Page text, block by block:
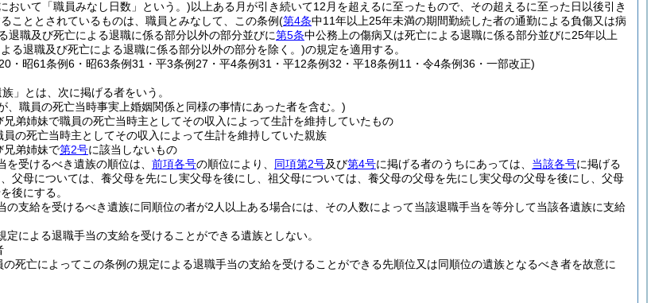
おいて「職員みなし日数」という。)以上ある月が引き続いて12月を超えるに至ったもので、その超えるに至った日以後引き
こととされているものは、職員とみなして、この条例(第4条中11年以上25年未満の期間勤続した者の通勤による負傷又は病
退職及び死亡による退職に係る部分以外の部分並びに第5条中公務上の傷病又は死亡による退職に係る部分並びに25年以上
る退職及び死亡による退職に係る部分以外の部分を除く。)の規定を適用する。
・昭61条例6・昭63条例31・平3条例27・平4条例31・平12条例32・平18条例11・令4条例36・一部改正)
」とは、次に掲げる者をいう。
、職員の死亡当時事実上婚姻関係と同様の事情にあった者を含む。)
弟姉妹で職員の死亡当時主としてその収入によって生計を維持していたもの
員の死亡当時主としてその収入によって生計を維持していた親族
兄弟姉妹で第2号に該当しないもの
受けるべき遺族の順位は、 前項各号の順位により、 同項第2号及び第4号に掲げる者のうちにあっては、 当該各号に掲げる
父母については、養父母を先にし実父母を後にし、祖父母については、養父母の父母を先にし実父母の父母を後にし、父母
後にする。
の支給を受けるべき遺族に同順位の者が2人以上ある場合には、その人数によって当該退職手当を等分して当該各遺族に支給
による退職手当の支給を受けることができる遺族としない。
死亡によってこの条例の規定による退職手当の支給を受けることができる先順位又は同順位の遺族となるべき者を故意に